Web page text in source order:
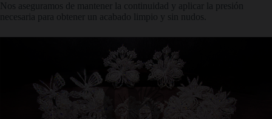
Nos aseguramos de mantener la continuidad y aplicar la presión
necesaria para obtener un acabado limpio y sin nudos.